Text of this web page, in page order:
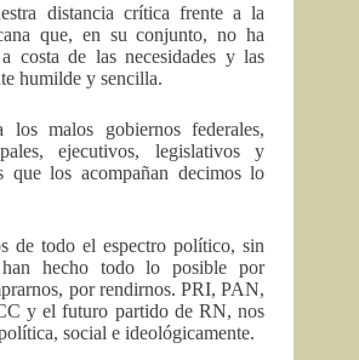
distancia crítica frente a la
que, en su conjunto, no ha
costa de las necesidades y las
humilde y sencilla.
los malos gobiernos federales,
ejecutivos, legislativos y
que los acompañan decimos lo
de todo el espectro político, sin
han hecho todo lo posible por
por rendirnos. PRI, PAN,
y el futuro partido de RN, nos
social e ideológicamente.